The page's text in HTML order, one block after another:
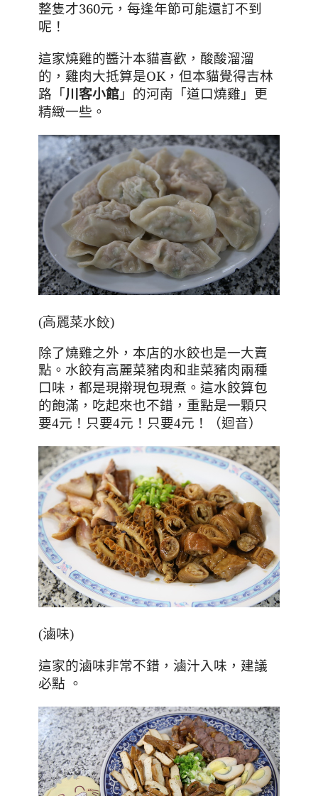
整隻才360元， 每逢年節可能還訂不到
呢 ！
這家燒雞的醬汁本貓喜歡 ，酸酸溜溜
的，雞肉大抵算是OK ，但本貓覺得吉林
路「川客小館 」的河南「道口燒雞」更
精緻一些。
(高麗菜水餃)
除了燒雞之外，本店的水餃也是一大賣
點。水餃有高麗菜豬肉和韭菜豬肉兩種
口味，都是現擀現包現煮 。這水餃算包
的飽滿，吃起來也不錯，重點是一顆只
要4元！只要4元！只要4元！（迴音）
(滷味)
這家的滷味非常不錯，滷汁入味，建議
必點 。